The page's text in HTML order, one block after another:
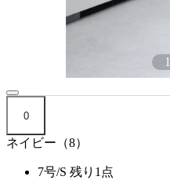
1
0
ネイビー（8）
7号/S 残り1点